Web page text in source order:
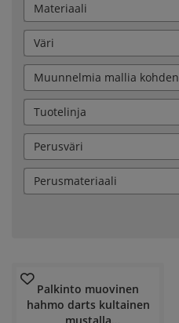
Materiaali
Väri
Muunnelmia mallia kohden
Tuotelinja
Perusväri
Perusmateriaali
Palkinto muovinen
hahmo darts kultainen